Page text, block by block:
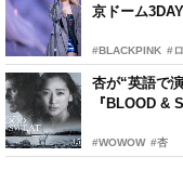
京ドーム
#BLACKPINK #
杏が“英語で
『BLOOD &
#WOWOW #杏